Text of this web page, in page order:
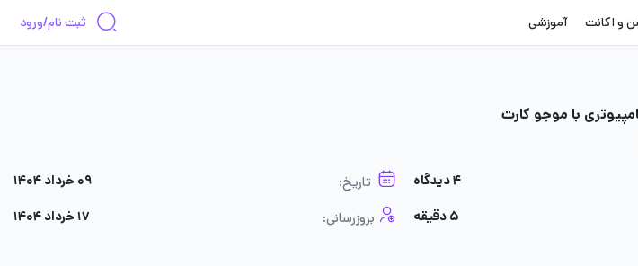
و اکانت آموزشی ثبت نام/ورود
با موجو کارت
۴ دیدگاه تاریخ: ۰۹ خرداد ۱۴۰۴
۵ دقیقه بروزرسانی: ۱۷ خرداد ۱۴۰۴